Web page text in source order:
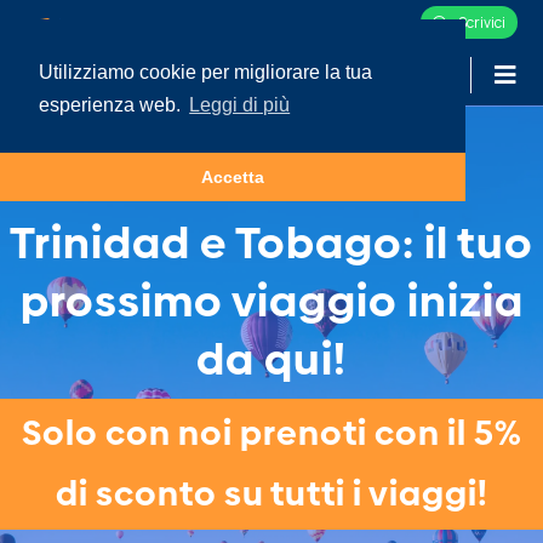
Utilizziamo cookie per migliorare la tua
esperienza web.
Leggi di più
Accetta
Scrivici
Tour e Vacanze in
Trinidad e Tobago: il tuo
prossimo viaggio inizia
da qui!
Solo con noi prenoti con il 5%
di sconto su tutti i viaggi!